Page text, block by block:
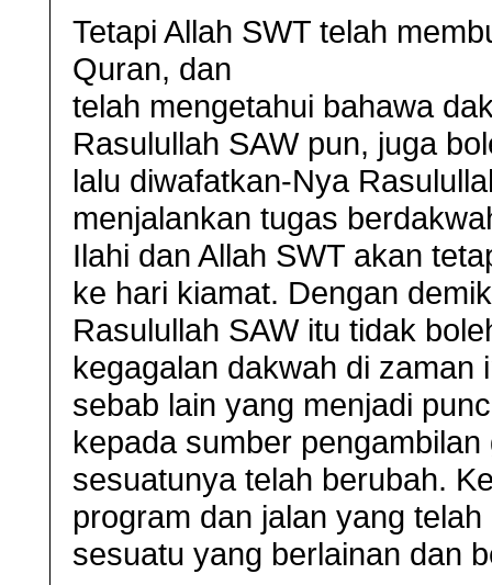
Tetapi Allah SWT telah
Quran, dan
telah mengetahui bahawa
Rasulullah SAW pun, juga
lalu diwafatkan-Nya
menjalankan tugas
Ilahi dan Allah SWT akan
ke hari kiamat. Dengan
Rasulullah SAW itu tidak
kegagalan dakwah di zaman
sebab lain yang menjadi
kepada sumber
sesuatunya telah berubah.
program dan jalan yang
sesuatu yang berlainan dan